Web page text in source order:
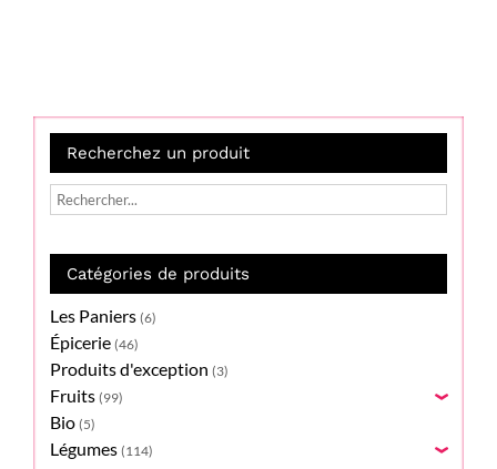
Recherchez un produit
Catégories de produits
Les Paniers (6)
Épicerie (46)
Produits d'exception (3)
Fruits (99) ›
Bio (5)
Légumes (114) ›